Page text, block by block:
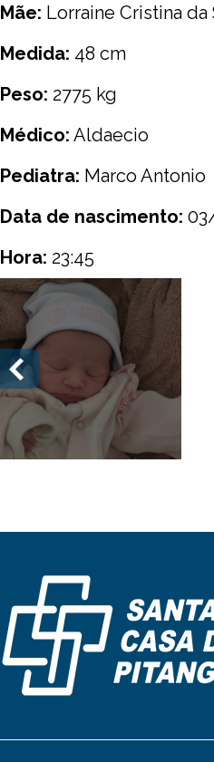
Mãe: Lorraine Cristina da
Medida: 48 cm
Peso: 2775 kg
Médico: Aldaecio
Pediatra: Marco Antonio
Data de nascimento:
Hora: 23:45